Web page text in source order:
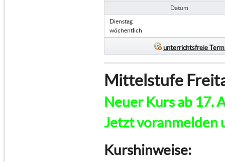
Datum
Dienstag
wöchentlich
unterrichtsfreie
Mittelstufe
Neuer Kurs ab 17.
Jetzt voranmelden
Kurshinweise: